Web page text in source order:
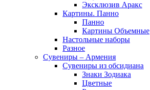
Эксклюзив Аракс
Картины. Панно
Панно
Картины Объемные
Настольные наборы
Разное
Сувениры – Армения
Сувениры из обсидиана
Знаки Зодиака
Цветные